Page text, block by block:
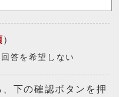
）
回答を希望しない
下の確認ボタンを押